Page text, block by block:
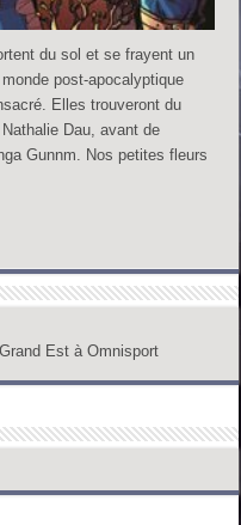
du sol et se frayent un
post-apocalyptique
Elles trouveront du
Dau, avant de
Gunnm. Nos petites fleurs
Est à Omnisport